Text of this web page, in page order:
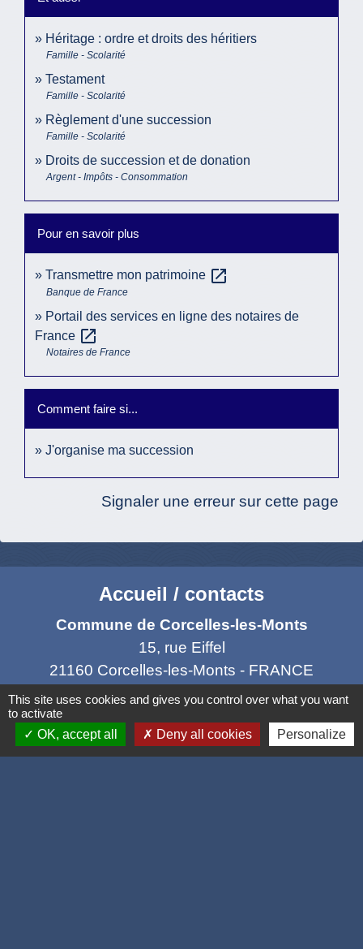
Héritage : ordre et droits des héritiers
Famille - Scolarité
Testament
Famille - Scolarité
Règlement d'une succession
Famille - Scolarité
Droits de succession et de donation
Argent - Impôts - Consommation
Pour en savoir plus
Transmettre mon patrimoine open_in_new
Banque de France
Portail des services en ligne des notaires de
France open_in_new
Notaires de France
Comment faire si...
J'organise ma succession
Signaler une erreur sur cette page
Accueil / contacts
Commune de Corcelles-les-Monts
15, rue Eiffel
21160 Corcelles-les-Monts - FRANCE
+33 3 80 42 93 40
Contact par formulaire
This site uses cookies and gives you control over what you want
to activate
OK, accept all
Deny all cookies Personalize